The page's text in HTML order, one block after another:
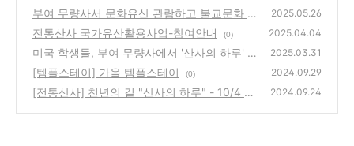
부여 무량사서 문화유산 관람하고 불교문화 체
험
(0)
2025.05.26
전통산사 국가유산활용사업-참여안내 (0) 2025.04.04
미국 학생들, 부여 무량사에서 '산사의 하루' 체
험하며 한국 문화에 '흠뻑'
(0)
2025.03.31
[템플스테이] 가을 템플스테이 (0) 2024.09.29
[전통산사] 천년의 길 "산사의 하루" - 10/4 목
2024.09.24